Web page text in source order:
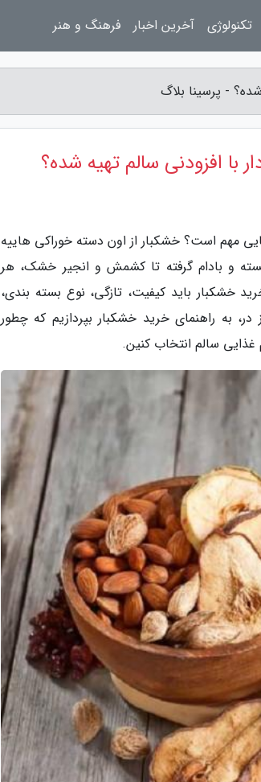
- پرسینا بلاگ
با افزودنی سالم تهیه شده؟
مهم است؟ خشکبار از اون دسته خوراکی هاییه
و بادام گرفته تا کشمش و انجیر خشک، هر
خشکبار باید کیفیت، تازگی، نوع بسته بندی،
به راهنمای خرید خشکبار بپردازیم که چطور
سالم انتخاب کنین.
تکنولوژی آخرین اخبار فرهنگ و هنر